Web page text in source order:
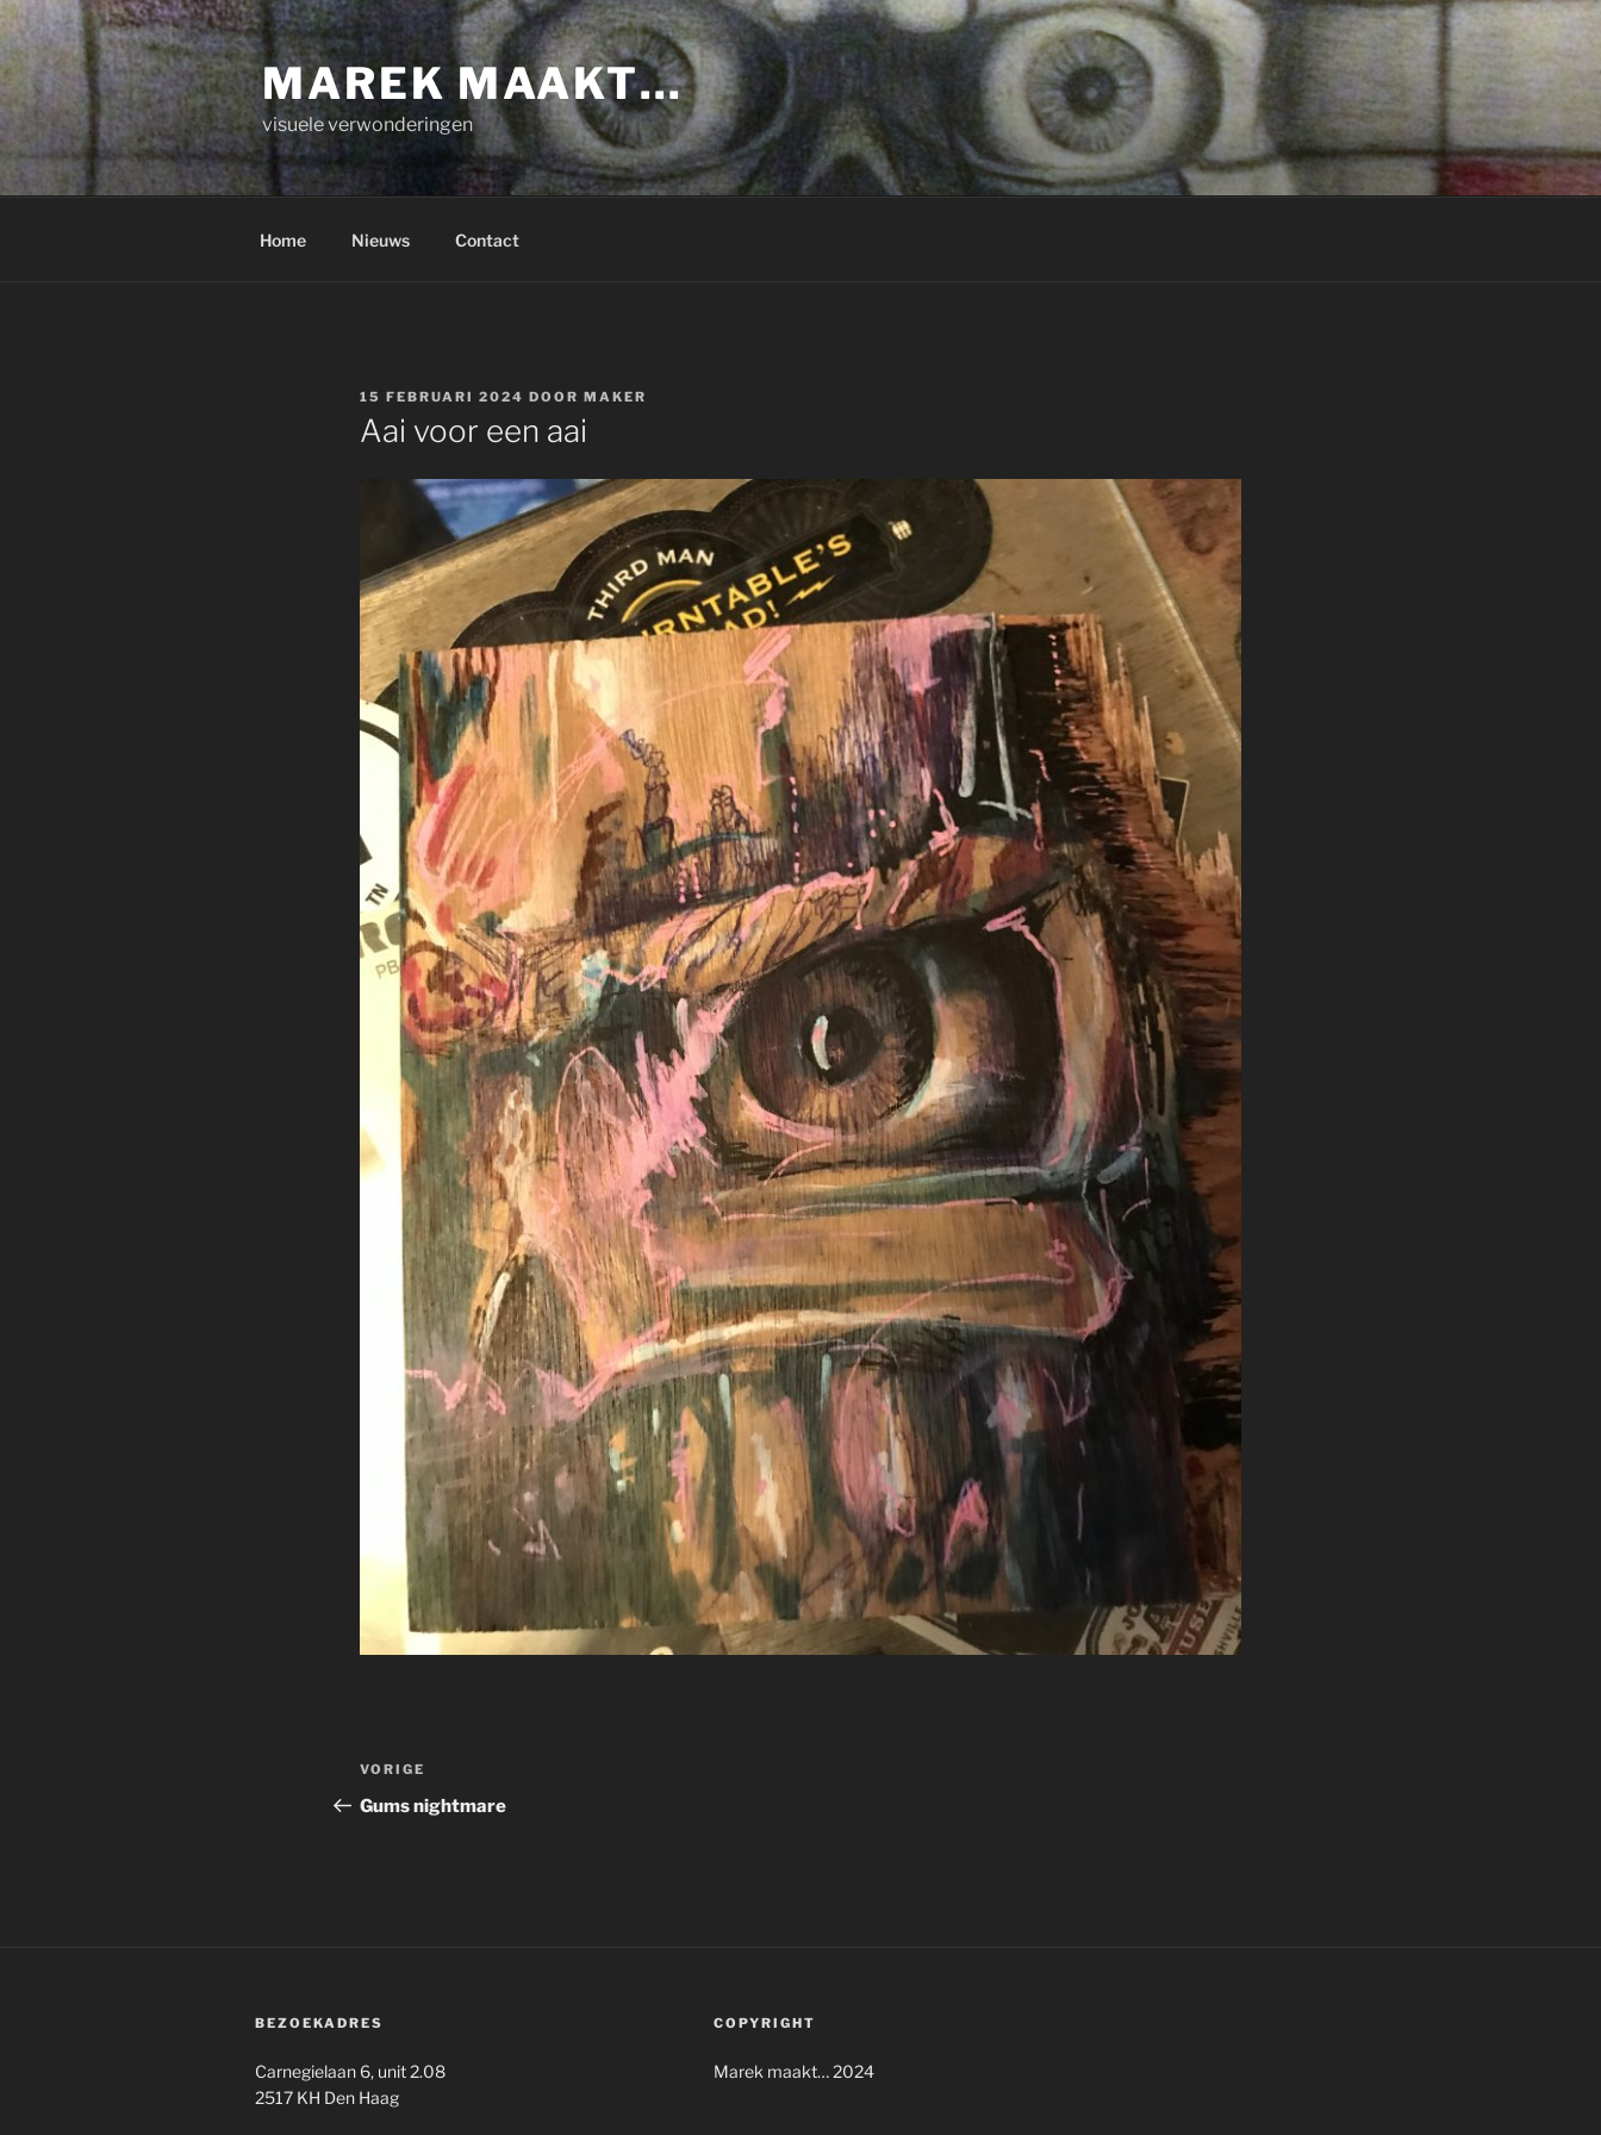
Ga
naar
de
inhoud
MAREK MAAKT…
visuele verwonderingen
Home Nieuws Contact
GEPLAATST
OP
15 FEBRUARI 2024 DOOR MAKER
Aai voor een aai
Berichtnavigatie
Vorig
bericht
VORIGE
Gums nightmare
BEZOEKADRES
Carnegielaan 6, unit 2.08
2517 KH Den Haag
COPYRIGHT
Marek maakt… 2024